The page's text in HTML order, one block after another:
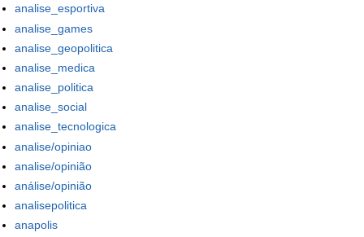
analise_esportiva
analise_games
analise_geopolitica
analise_medica
analise_politica
analise_social
analise_tecnologica
analise/opiniao
analise/opinião
análise/opinião
analisepolitica
anapolis